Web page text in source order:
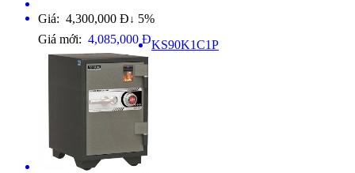
Giá: 4,300,000 Đ ↓ 5%
Giá mới: 4,085,000 ĐKS90K1C1P